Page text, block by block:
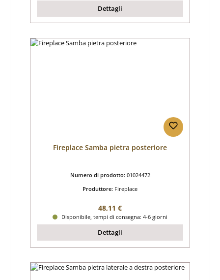
Dettagli
Fireplace Samba pietra posteriore
Numero di prodotto: 01024472
Produttore: Fireplace
Prezzo normale:
48,11 €
Disponibile, tempi di consegna: 4-6 giorni
Dettagli